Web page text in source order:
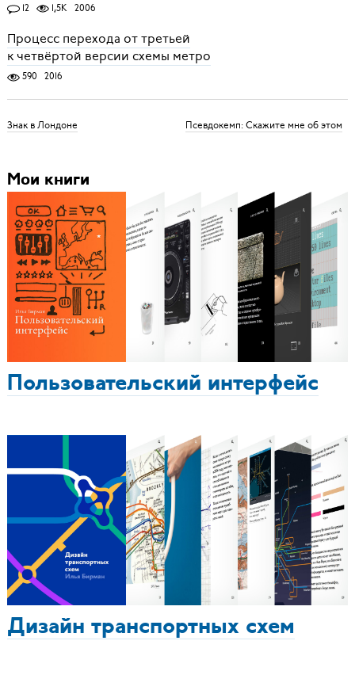
12 1,5K 2006
Процесс перехода от третьей
к четвёртой версии схемы метро
590 2016
Знак в Лондоне Псевдокемп: Скажите мне об этом
Мои книги
Пользовательский интерфейс
Дизайн транспортных схем